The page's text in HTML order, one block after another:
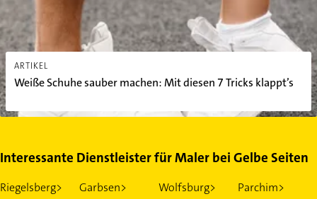
ARTIKEL
Weiße Schuhe sauber machen: Mit diesen 7 Tricks klappt’s
Interessante Dienstleister für Maler bei Gelbe Seiten
Riegelsberg> Garbsen> Wolfsburg>
Parchim>